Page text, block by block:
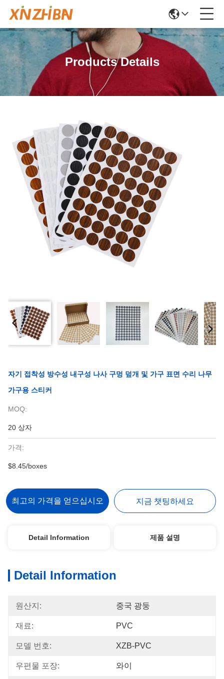
Products Details
자기 접착성 방수성 내구성 나사 구멍 덮개 및 가구 표면 수리 나무
가구용 스티커
MOQ:
20 상자
가격:
$8.45/boxes
최고의 가격을 얻으십시오 지금 챗팅하세요
Detail Information 제품 설명
Detail Information
원산지: 중국 광둥
재료: PVC
모델 번호: XZB-PVC
우편물 포장: 와이